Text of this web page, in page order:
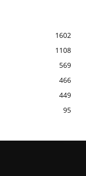
1602
1108
569
466
449
95